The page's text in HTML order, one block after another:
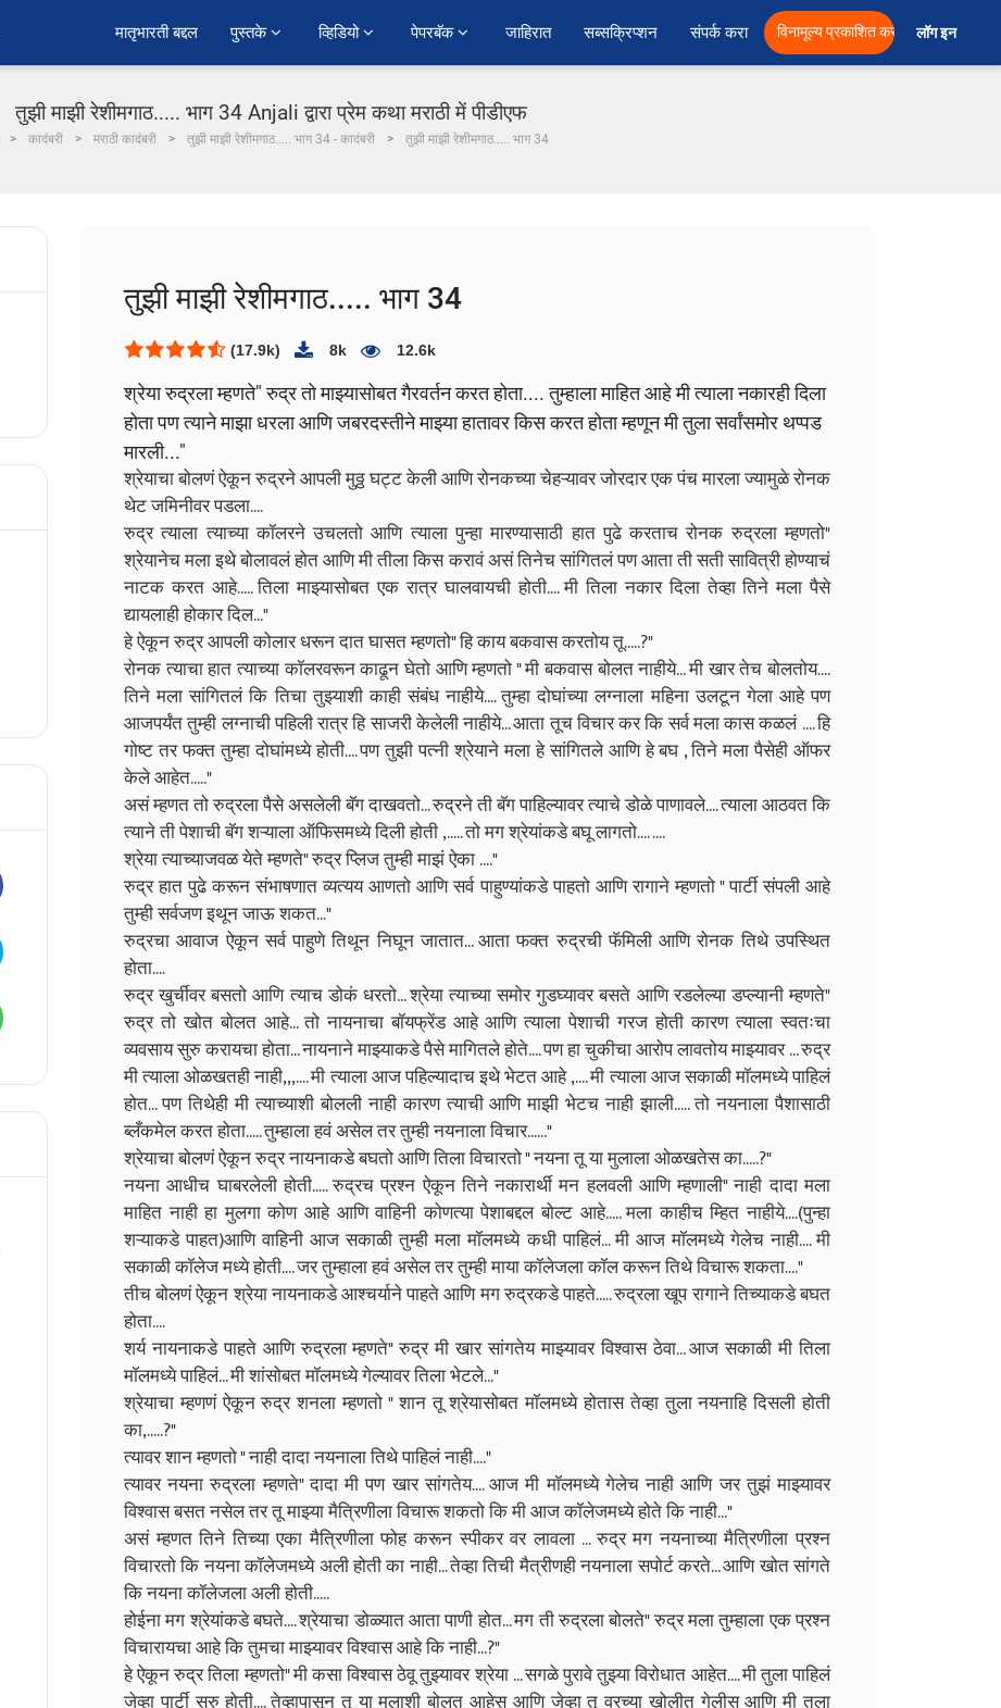
﻿मातृभारती बद्दल पुस्तके व्हिडियो पेपरबॅक जाहिरात सब्सक्रिप्शन संपर्क करा विनामूल्य प्रकाशित करा लॉग इन
तुझी माझी रेशीमगाठ..... भाग 34 Anjali द्वारा प्रेम कथा मराठी में पीडीएफ
कादंबरी मराठी कादंबरी तुझी माझी रेशीमगाठ..... भाग 34 - कादंबरी तुझी माझी रेशीमगाठ..... भाग 34
तुझी माझी रेशीमगाठ..... भाग 34
(17.9k) 8k 12.6k
श्रेया रुद्रला म्हणते" रुद्र तो माझ्यासोबत गैरवर्तन करत होता.... तुम्हाला माहित आहे मी त्याला नकारही दिला
होता पण त्याने माझा धरला आणि जबरदस्तीने माझ्या हातावर किस करत होता म्हणून मी तुला सर्वांसमोर थप्पड
मारली..."
श्रेयाचा बोलणं ऐकून रुद्रने आपली मुठ्ठ घट्ट केली आणि रोनकच्या चेहऱ्यावर जोरदार एक पंच मारला ज्यामुळे रोनक
थेट जमिनीवर पडला....
रुद्र त्याला त्याच्या कॉलरने उचलतो आणि त्याला पुन्हा मारण्यासाठी हात पुढे करताच रोनक रुद्रला म्हणतो"
श्रेयानेच मला इथे बोलावलं होत आणि मी तीला किस करावं असं तिनेच सांगितलं पण आता ती सती सावित्री होण्याचं
नाटक करत आहे..... तिला माझ्यासोबत एक रात्र घालवायची होती.... मी तिला नकार दिला तेव्हा तिने मला पैसे
द्यायलाही होकार दिल..."
हे ऐकून रुद्र आपली कोलार धरून दात घासत म्हणतो" हि काय बकवास करतोय तू.....?"
रोनक त्याचा हात त्याच्या कॉलरवरून काढून घेतो आणि म्हणतो " मी बकवास बोलत नाहीये... मी खार तेच बोलतोय....
तिने मला सांगितलं कि तिचा तुझ्याशी काही संबंध नाहीये.... तुम्हा दोघांच्या लग्नाला महिना उलटून गेला आहे पण
आजपर्यंत तुम्ही लग्नाची पहिली रात्र हि साजरी केलेली नाहीये... आता तूच विचार कर कि सर्व मला कास कळलं .... हि
गोष्ट तर फक्त तुम्हा दोघांमध्ये होती.... पण तुझी पत्नी श्रेयाने मला हे सांगितले आणि हे बघ , तिने मला पैसेही ऑफर
केले आहेत....."
असं म्हणत तो रुद्रला पैसे असलेली बॅग दाखवतो... रुद्रने ती बॅग पाहिल्यावर त्याचे डोळे पाणावले.... त्याला आठवत कि
त्याने ती पेशाची बॅग शऱ्याला ऑफिसमध्ये दिली होती ,..... तो मग श्रेयांकडे बघू लागतो.... ....
श्रेया त्याच्याजवळ येते म्हणते" रुद्र प्लिज तुम्ही माझं ऐका ...."
रुद्र हात पुढे करून संभाषणात व्यत्यय आणतो आणि सर्व पाहुण्यांकडे पाहतो आणि रागाने म्हणतो " पार्टी संपली आहे
तुम्ही सर्वजण इथून जाऊ शकत..."
रुद्रचा आवाज ऐकून सर्व पाहुणे तिथून निघून जातात... आता फक्त रुद्रची फॅमिली आणि रोनक तिथे उपस्थित
होता....
रुद्र खुर्चीवर बसतो आणि त्याच डोकं धरतो... श्रेया त्याच्या समोर गुडघ्यावर बसते आणि रडलेल्या डप्ल्यानी म्हणते"
रुद्र तो खोत बोलत आहे... तो नायनाचा बॉयफ्रेंड आहे आणि त्याला पेशाची गरज होती कारण त्याला स्वतःचा
व्यवसाय सुरु करायचा होता... नायनाने माझ्याकडे पैसे मागितले होते.... पण हा चुकीचा आरोप लावतोय माझ्यावर ... रुद्र
मी त्याला ओळखतही नाही,,,.... मी त्याला आज पहिल्यादाच इथे भेटत आहे ,.... मी त्याला आज सकाळी मॉलमध्ये पाहिलं
होत... पण तिथेही मी त्याच्याशी बोलली नाही कारण त्याची आणि माझी भेटच नाही झाली..... तो नयनाला पैशासाठी
ब्लँकमेल करत होता..... तुम्हाला हवं असेल तर तुम्ही नयनाला विचार......"
श्रेयाचा बोलणं ऐकून रुद्र नायनाकडे बघतो आणि तिला विचारतो " नयना तू या मुलाला ओळखतेस का.....?"
नयना आधीच घाबरलेली होती..... रुद्रच प्रश्न ऐकून तिने नकारार्थी मन हलवली आणि म्हणाली" नाही दादा मला
माहित नाही हा मुलगा कोण आहे आणि वाहिनी कोणत्या पेशाबद्दल बोल्ट आहे..... मला काहीच म्हित नाहीये....(पुन्हा
शऱ्याकडे पाहत)आणि वाहिनी आज सकाळी तुम्ही मला मॉलमध्ये कधी पाहिलं... मी आज मॉलमध्ये गेलेच नाही.... मी
सकाळी कॉलेज मध्ये होती.... जर तुम्हाला हवं असेल तर तुम्ही माया कॉलेजला कॉल करून तिथे विचारू शकता...."
तीच बोलणं ऐकून श्रेया नायनाकडे आश्चर्याने पाहते आणि मग रुद्रकडे पाहते..... रुद्रला खूप रागाने तिच्याकडे बघत
होता....
शर्य नायनाकडे पाहते आणि रुद्रला म्हणते" रुद्र मी खार सांगतेय माझ्यावर विश्वास ठेवा... आज सकाळी मी तिला
मॉलमध्ये पाहिलं... मी शांसोबत मॉलमध्ये गेल्यावर तिला भेटले..."
श्रेयाचा म्हणणं ऐकून रुद्र शनला म्हणतो " शान तू श्रेयासोबत मॉलमध्ये होतास तेव्हा तुला नयनाहि दिसली होती
का,.....?"
त्यावर शान म्हणतो " नाही दादा नयनाला तिथे पाहिलं नाही...."
त्यावर नयना रुद्रला म्हणते" दादा मी पण खार सांगतेय.... आज मी मॉलमध्ये गेलेच नाही आणि जर तुझं माझ्यावर
विश्वास बसत नसेल तर तू माझ्या मैत्रिणीला विचारू शकतो कि मी आज कॉलेजमध्ये होते कि नाही..."
असं म्हणत तिने तिच्या एका मैत्रिणीला फोह करून स्पीकर वर लावला ... रुद्र मग नयनाच्या मैत्रिणीला प्रश्न
विचारतो कि नयना कॉलेजमध्ये अली होती का नाही... तेव्हा तिची मैत्रीणही नयनाला सपोर्ट करते... आणि खोत सांगते
कि नयना कॉलेजला अली होती.....
होईना मग श्रेयांकडे बघते.... श्रेयाचा डोळ्यात आता पाणी होत... मग ती रुद्रला बोलते" रुद्र मला तुम्हाला एक प्रश्न
विचारायचा आहे कि तुमचा माझ्यावर विश्वास आहे कि नाही...?"
हे ऐकून रुद्र तिला म्हणतो" मी कसा विश्वास ठेवू तुझ्यावर श्रेया ... सगळे पुरावे तुझ्या विरोधात आहेत.... मी तुला पाहिलं